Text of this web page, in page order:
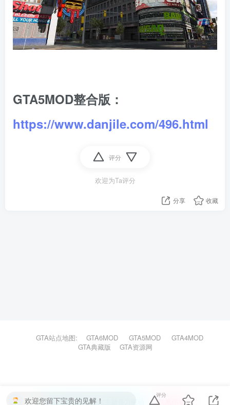
GTA5MOD整合版：
https://www.danjile.com/496.html
评分
欢迎为Ta评分
分享 收藏
GTA站点地图: GTA6MOD GTA5MOD
GTA4MOD
GTA典藏版
GTA资源网
欢迎您留下宝贵的见解！
评分
本站主题由Zibll子比主题强力驱动 联系作者